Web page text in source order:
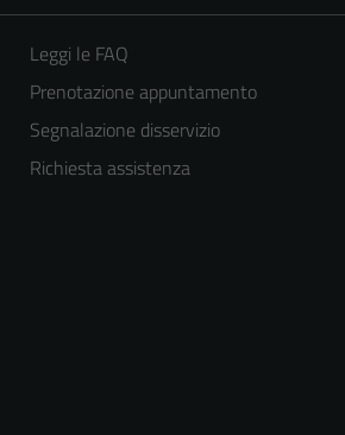
Leggi le FAQ
Prenotazione appuntamento
Segnalazione disservizio
Richiesta assistenza